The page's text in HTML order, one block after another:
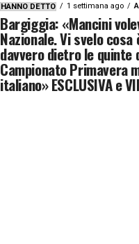
HANNO DETTO 1 settimana ago
Bargiggia: «Mancini
Nazionale. Vi svelo
davvero dietro le quinte
Campionato Primavera
italiano» ESCLUSIVA e